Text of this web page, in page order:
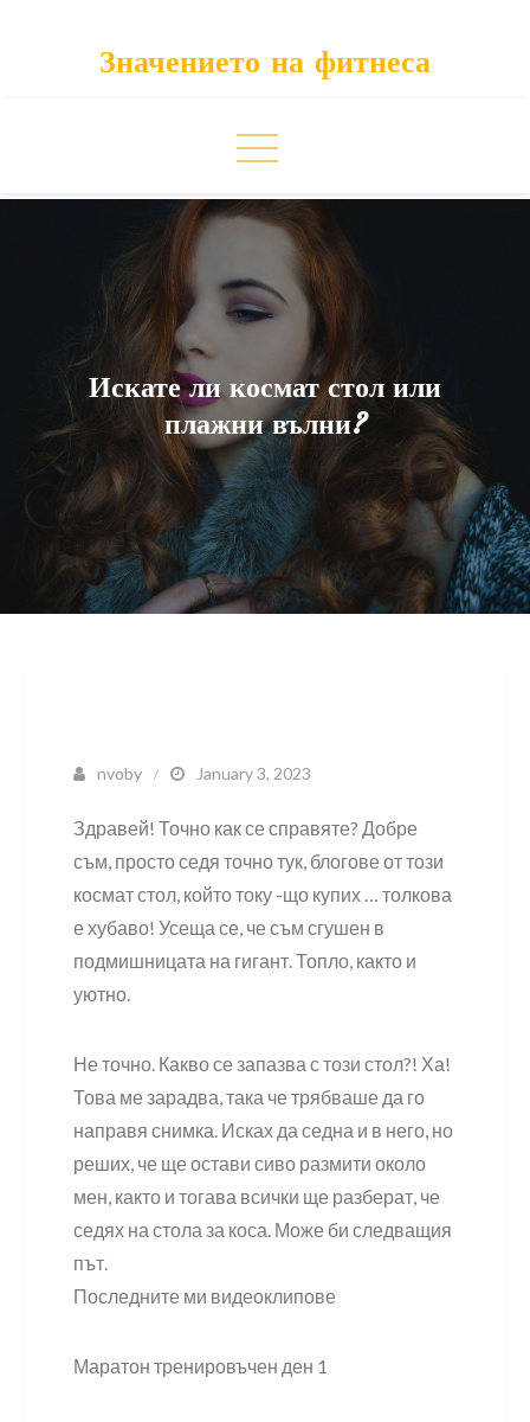
Значението на фитнеса
Искате ли космат стол или
плажни вълни?
nvoby January 3, 2023
Здравей! Точно как се справяте? Добре
съм, просто седя точно тук, блогове от този
космат стол, който току -що купих … толкова
е хубаво! Усеща се, че съм сгушен в
подмишницата на гигант. Топло, както и
уютно.
Не точно. Какво се запазва с този стол?! Ха!
Това ме зарадва, така че трябваше да го
направя снимка. Исках да седна и в него, но
реших, че ще остави сиво размити около
мен, както и тогава всички ще разберат, че
седях на стола за коса. Може би следващия
път.
Последните ми видеоклипове
Маратон тренировъчен ден 1